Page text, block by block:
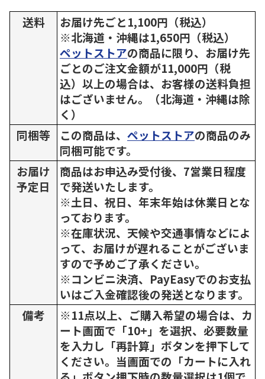
送料
お届け先ごと1,100円（税込）
※北海道・沖縄は1,650円（税込）
ペットストアの商品に限り、お届け先
ごとのご注文金額が11,000円（税
込）以上の場合は、お客様の送料負担
はございません。（北海道・沖縄は除
く）
同梱等
この商品は、 ペットストアの商品のみ
同梱可能です。
お届け
予定日
商品はお申込み受付後、7営業日程度
で発送いたします。
※土日、祝日、年末年始は休業日とな
っております。
※在庫状況、天候や交通事情などによ
って、お届けが遅れることがございま
すので予めご了承ください。
※コンビニ決済、PayEasyでのお支払
いはご入金確認後の発送となります。
備考
※11点以上、ご購入希望の場合は、カ
ート画面で「10+」を選択、必要数量
を入力し「再計算」ボタンを押下して
ください。当画面での「カートに入れ